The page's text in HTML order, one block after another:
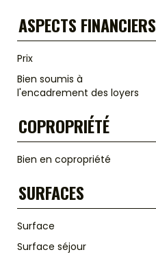
ASPECTS FINANCIERS
Prix
Bien soumis à
l'encadrement des loyers
COPROPRIÉTÉ
Bien en copropriété
SURFACES
Surface
Surface séjour